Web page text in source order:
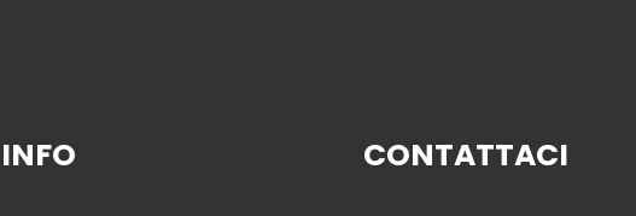
INFO CONTATTACI